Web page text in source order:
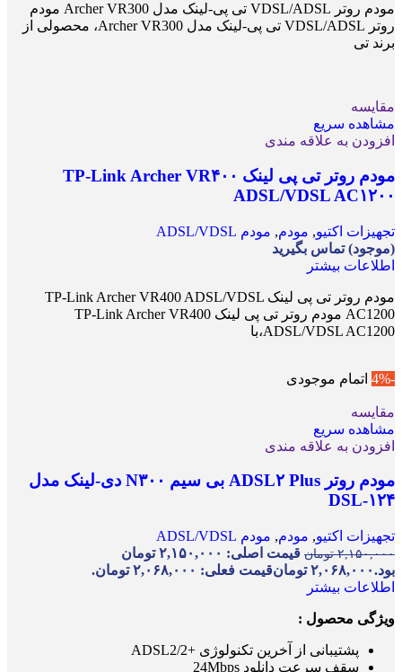
مودم روتر VDSL/ADSL تی پی-لینک مدل Archer VR300 مودم
روتر VDSL/ADSL تی پی-لینک مدل Archer VR300، محصولی از
برند تی
مقایسه
مشاهده سریع
افزودن به علاقه مندی
مودم روتر تی پی لینک TP-Link Archer VR۴۰۰
ADSL/VDSL AC۱۲۰۰
تجهیزات اکتیو, مودم, مودم ADSL/VDSL
(موجود) تماس بگیرید
اطلاعات بیشتر
مودم روتر تی پی لینک TP-Link Archer VR400 ADSL/VDSL
AC1200 مودم روتر تی پی لینک TP-Link Archer VR400
ADSL/VDSL AC1200،با
-4% اتمام موجودی
مقایسه
مشاهده سریع
افزودن به علاقه مندی
مودم روتر ADSL۲ Plus بی سیم N۳۰۰ دی-لینک مدل
DSL-۱۲۴
تجهیزات اکتیو, مودم, مودم ADSL/VDSL
۲,۱۵۰,۰۰۰ تومان
قیمت اصلی: ۲,۱۵۰,۰۰۰ تومان
بود.۲,۰۶۸,۰۰۰ تومانقیمت فعلی: ۲,۰۶۸,۰۰۰ تومان.
اطلاعات بیشتر
ویژگی محصول :
پشتیبانی از آخرین تکنولوژی +ADSL2/2
سقف سرعت دانلود 24Mbps